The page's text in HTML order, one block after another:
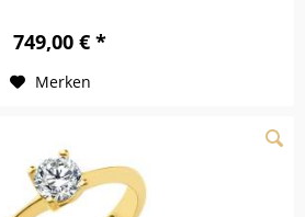
749,00 € *
Merken